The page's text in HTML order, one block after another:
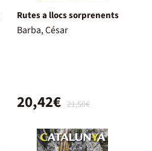
Rutes a llocs sorprenents
Barba, César
21,50€
20,42€